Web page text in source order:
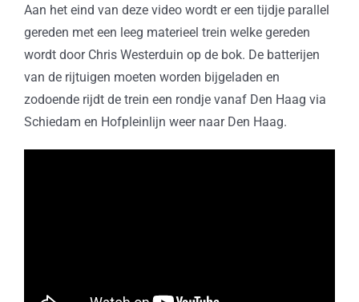
Aan het eind van deze video wordt er een tijdje parallel
gereden met een leeg materieel trein welke gereden
wordt door Chris Westerduin op de bok. De batterijen
van de rijtuigen moeten worden bijgeladen en
zodoende rijdt de trein een rondje vanaf Den Haag via
Schiedam en Hofpleinlijn weer naar Den Haag.